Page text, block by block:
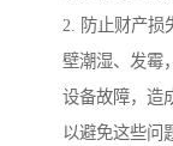
2. 防止财产损
壁潮湿、发霉
设备故障，造
以避免这些问